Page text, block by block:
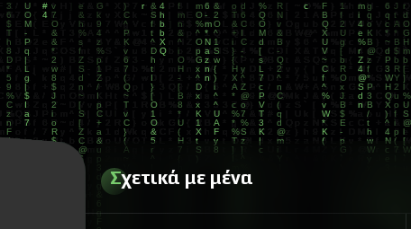
Σχετικά με μένα